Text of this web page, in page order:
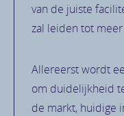
van de juiste
zal leiden tot
Allereerst wordt
om duidelijkheid
de markt, huidige